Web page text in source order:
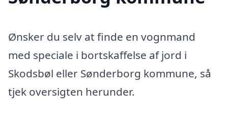
Ønsker du selv at finde en vognmand
med speciale i bortskaffelse af jord i
Skodsbøl eller Sønderborg kommune, så
tjek oversigten herunder.